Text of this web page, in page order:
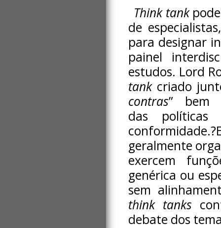
Think tank
de
para designar
painel
estudos. Lord
tankcriado
contras” bem
das políticas
geralmente
exercem
genérica ou
sem
think tanks
debate dos